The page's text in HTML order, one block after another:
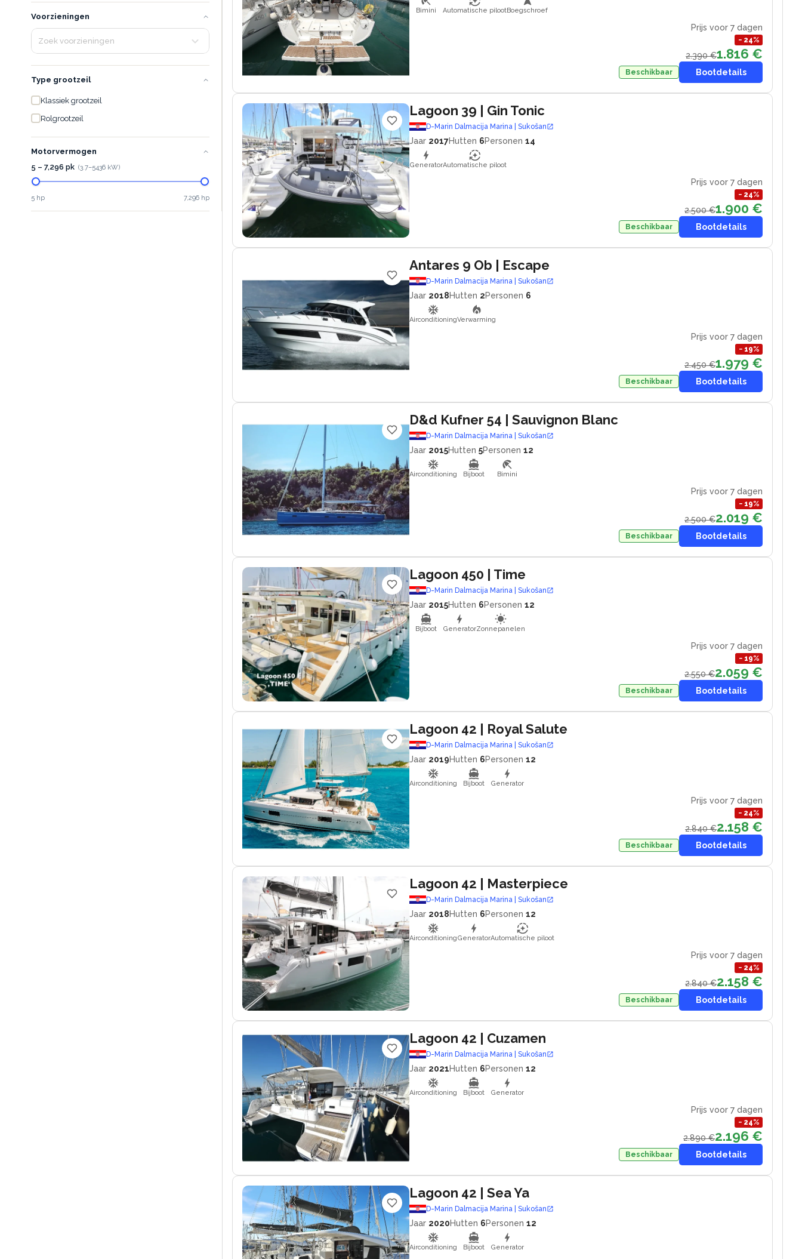
Voorzieningen
Type grootzeil
Klassiek grootzeil
Rolgrootzeil
Motorvermogen
5 – 7,296 pk (3.7–5436 kW)
5 hp 7,296 hp
Bimini Automatische pilootBoegschroef
Prijs voor 7 dagen
− 24%
2.390 €1.816 €
Beschikbaar Bootdetails
Lagoon 39 | Gin Tonic
D-Marin Dalmacija Marina | Sukošan
Jaar 2017Hutten 6Personen 14
GeneratorAutomatische piloot
Prijs voor 7 dagen
− 24%
2.500 €1.900 €
Beschikbaar Bootdetails
Antares 9 Ob | Escape
D-Marin Dalmacija Marina | Sukošan
Jaar 2018Hutten 2Personen 6
AirconditioningVerwarming
Prijs voor 7 dagen
− 19%
2.450 €1.979 €
Beschikbaar Bootdetails
D&d Kufner 54 | Sauvignon Blanc
D-Marin Dalmacija Marina | Sukošan
Jaar 2015Hutten 5Personen 12
Airconditioning Bijboot Bimini
Prijs voor 7 dagen
− 19%
2.500 €2.019 €
Beschikbaar Bootdetails
Lagoon 450 | Time
D-Marin Dalmacija Marina | Sukošan
Jaar 2015Hutten 6Personen 12
Bijboot GeneratorZonnepanelen
Prijs voor 7 dagen
− 19%
2.550 €2.059 €
Beschikbaar Bootdetails
Lagoon 42 | Royal Salute
D-Marin Dalmacija Marina | Sukošan
Jaar 2019Hutten 6Personen 12
Airconditioning Bijboot Generator
Prijs voor 7 dagen
− 24%
2.840 €2.158 €
Beschikbaar Bootdetails
Lagoon 42 | Masterpiece
D-Marin Dalmacija Marina | Sukošan
Jaar 2018Hutten 6Personen 12
AirconditioningGeneratorAutomatische piloot
Prijs voor 7 dagen
− 24%
2.840 €2.158 €
Beschikbaar Bootdetails
Lagoon 42 | Cuzamen
D-Marin Dalmacija Marina | Sukošan
Jaar 2021Hutten 6Personen 12
Airconditioning Bijboot Generator
Prijs voor 7 dagen
− 24%
2.890 €2.196 €
Beschikbaar Bootdetails
Lagoon 42 | Sea Ya
D-Marin Dalmacija Marina | Sukošan
Jaar 2020Hutten 6Personen 12
Airconditioning Bijboot Generator